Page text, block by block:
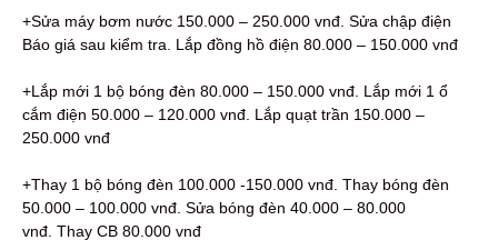
+Sửa máy bơm nước 150.000 – 250.000 vnđ. Sửa chập điện
Báo giá sau kiểm tra. Lắp đồng hồ điện 80.000 – 150.000 vnđ
+Lắp mới 1 bộ bóng đèn 80.000 – 150.000 vnđ. Lắp mới 1 ổ
cắm điện 50.000 – 120.000 vnđ. Lắp quạt trần 150.000 –
250.000 vnđ
+Thay 1 bộ bóng đèn 100.000 -150.000 vnđ. Thay bóng đèn
50.000 – 100.000 vnđ. Sửa bóng đèn 40.000 – 80.000
vnđ. Thay CB 80.000 vnđ